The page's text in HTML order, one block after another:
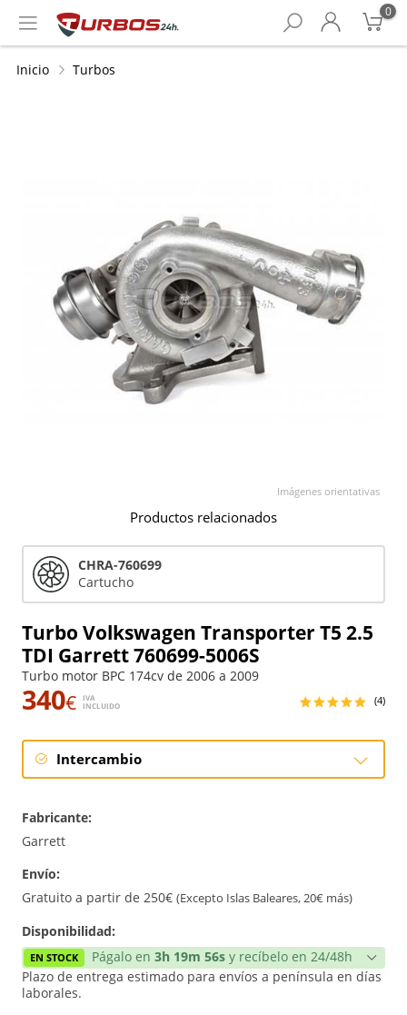
0
Inicio Turbos
Turbo Volkswagen Transporter T5 2.5
TDI Garrett 760699-5006S
Turbo motor BPC 174cv de 2006 a 2009
340€
IVA
INCLUIDO
(4)
Intercambio
Reconstrucción
Fabricante:
Garrett
Envío:
Gratuito a partir de 250€ (Excepto Islas Baleares, 20€ más)
Disponibilidad:
EN STOCK Págalo en 3h 19m 56s y recíbelo en 24/48h
Plazo de entrega estimado para envíos a península en días
laborales.
Imágenes orientativas
Productos relacionados
CHRA-760699
Cartucho